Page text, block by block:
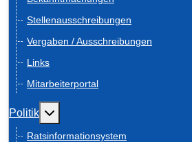
Stellenausschreibungen
Vergaben / Ausschreibungen
Links
Mitarbeiterportal
Politik Weitere Informationen: Politik
Ratsinformationsystem